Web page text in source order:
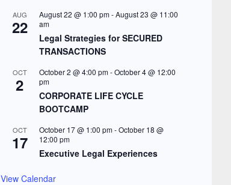
AUG
22
August 22 @ 1:00 pm-August 23 @ 11:00
am
Legal Strategies for SECURED
TRANSACTIONS
OCT
2
October 2 @ 4:00 pm-October 4 @ 12:00
pm
CORPORATE LIFE CYCLE
BOOTCAMP
OCT
17
October 17 @ 1:00 pm-October 18 @
12:00 pm
Executive Legal Experiences
View Calendar